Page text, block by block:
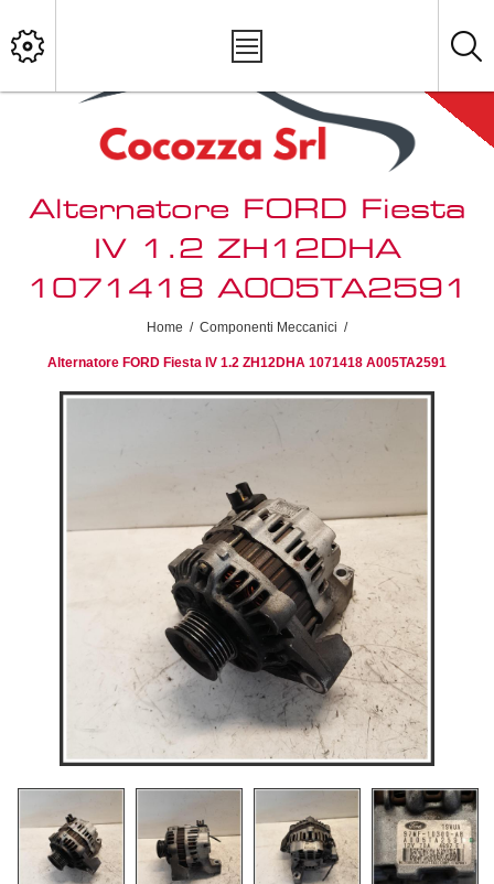
Alternatore FORD Fiesta
IV 1.2 ZH12DHA
1071418 A005TA2591
Home / Componenti Meccanici /
Alternatore FORD Fiesta IV 1.2 ZH12DHA 1071418 A005TA2591